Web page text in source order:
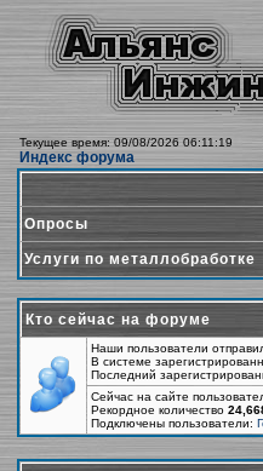
Текущее время: 09/08/2026 06:11:19
Индекс форума
Опросы
Услуги по металлобработке
Кто сейчас на форуме
Наши пользователи
В системе
Последний
Сейчас на сайте
Рекордное количество
Подключены пользователи: